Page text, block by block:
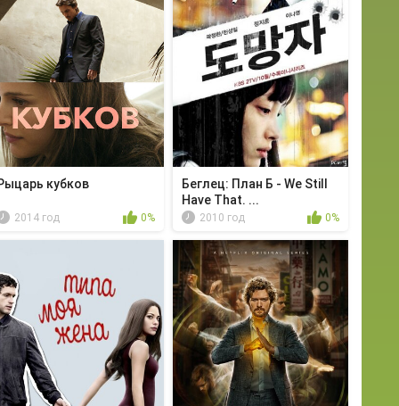
кубков
2014 год 0%
Беглец: План Б - We Still
Have That. ...
2010 год 0%